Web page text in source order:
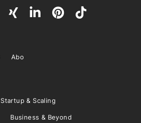
Abo
Startup & Scaling
Business & Beyond